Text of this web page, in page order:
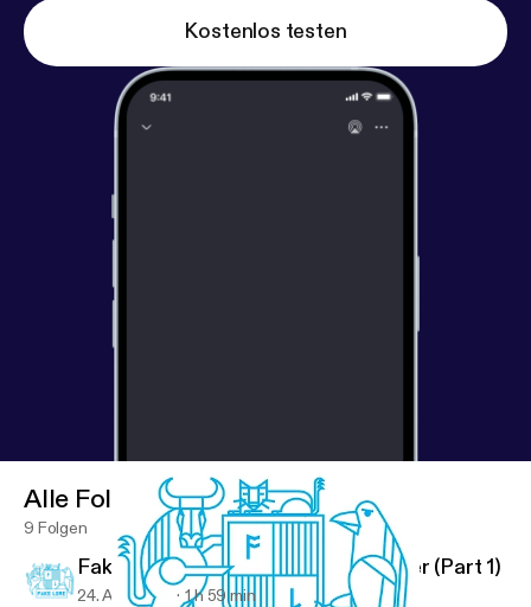
Kostenlos testen
Alle Folgen
9 Folgen
Fakelore – Episode 14 – Harry Potter (Part 1)
24. Apr. 2016 1 h 59 min